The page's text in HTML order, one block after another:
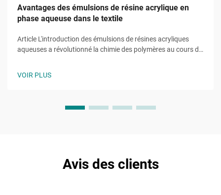
Avantages des émulsions de résine acrylique en
phase aqueuse dans le textile
Article L'introduction des émulsions de résines acryliques
aqueuses a révolutionné la chimie des polymères au cours de
VOIR PLUS
Avis des clients